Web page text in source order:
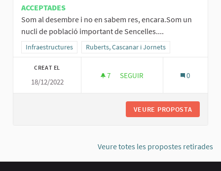
ACCEPTADES
Som al desembre i no en sabem res, encara.Som un
nucli de població important de Sencelles....
Resultats al filtrar per la categoria: Infraestructures
Infraestructures Resultats al filtrar per l'àmbit: Ruberts,
Ruberts, Cascanar i Jornets
CREAT EL
18/12/2022
7 7 SEGUIDORES
SEGUIR 0
VEURE PROPOSTA
Veure totes les propostes retirades